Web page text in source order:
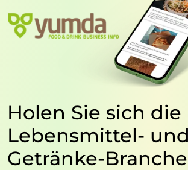
Holen Sie sich die
Lebensmittel- und
Getränke-